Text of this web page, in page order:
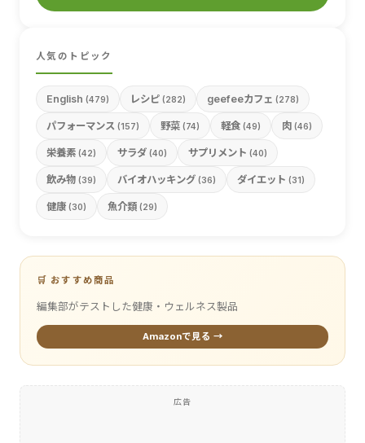
人気のトピック
English (479) レシピ (282) geefeeカフェ (278)
パフォーマンス (157) 野菜 (74) 軽食 (49) 肉 (46)
栄養素 (42) サラダ (40) サプリメント (40)
飲み物 (39) バイオハッキング (36) ダイエット (31)
健康 (30) 魚介類 (29)
🛒 おすすめ商品
編集部がテストした健康・ウェルネス製品
Amazonで見る →
広告